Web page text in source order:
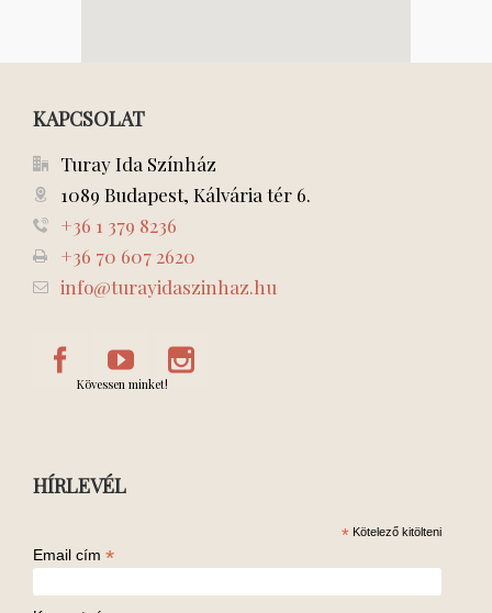
KAPCSOLAT
Turay Ida Színház
1089 Budapest, Kálvária tér 6.
+36 1 379 8236
+36 70 607 2620
info@turayidaszinhaz.hu
Kövessen minket!
HÍRLEVÉL
* Kötelező kitölteni
Email cím *